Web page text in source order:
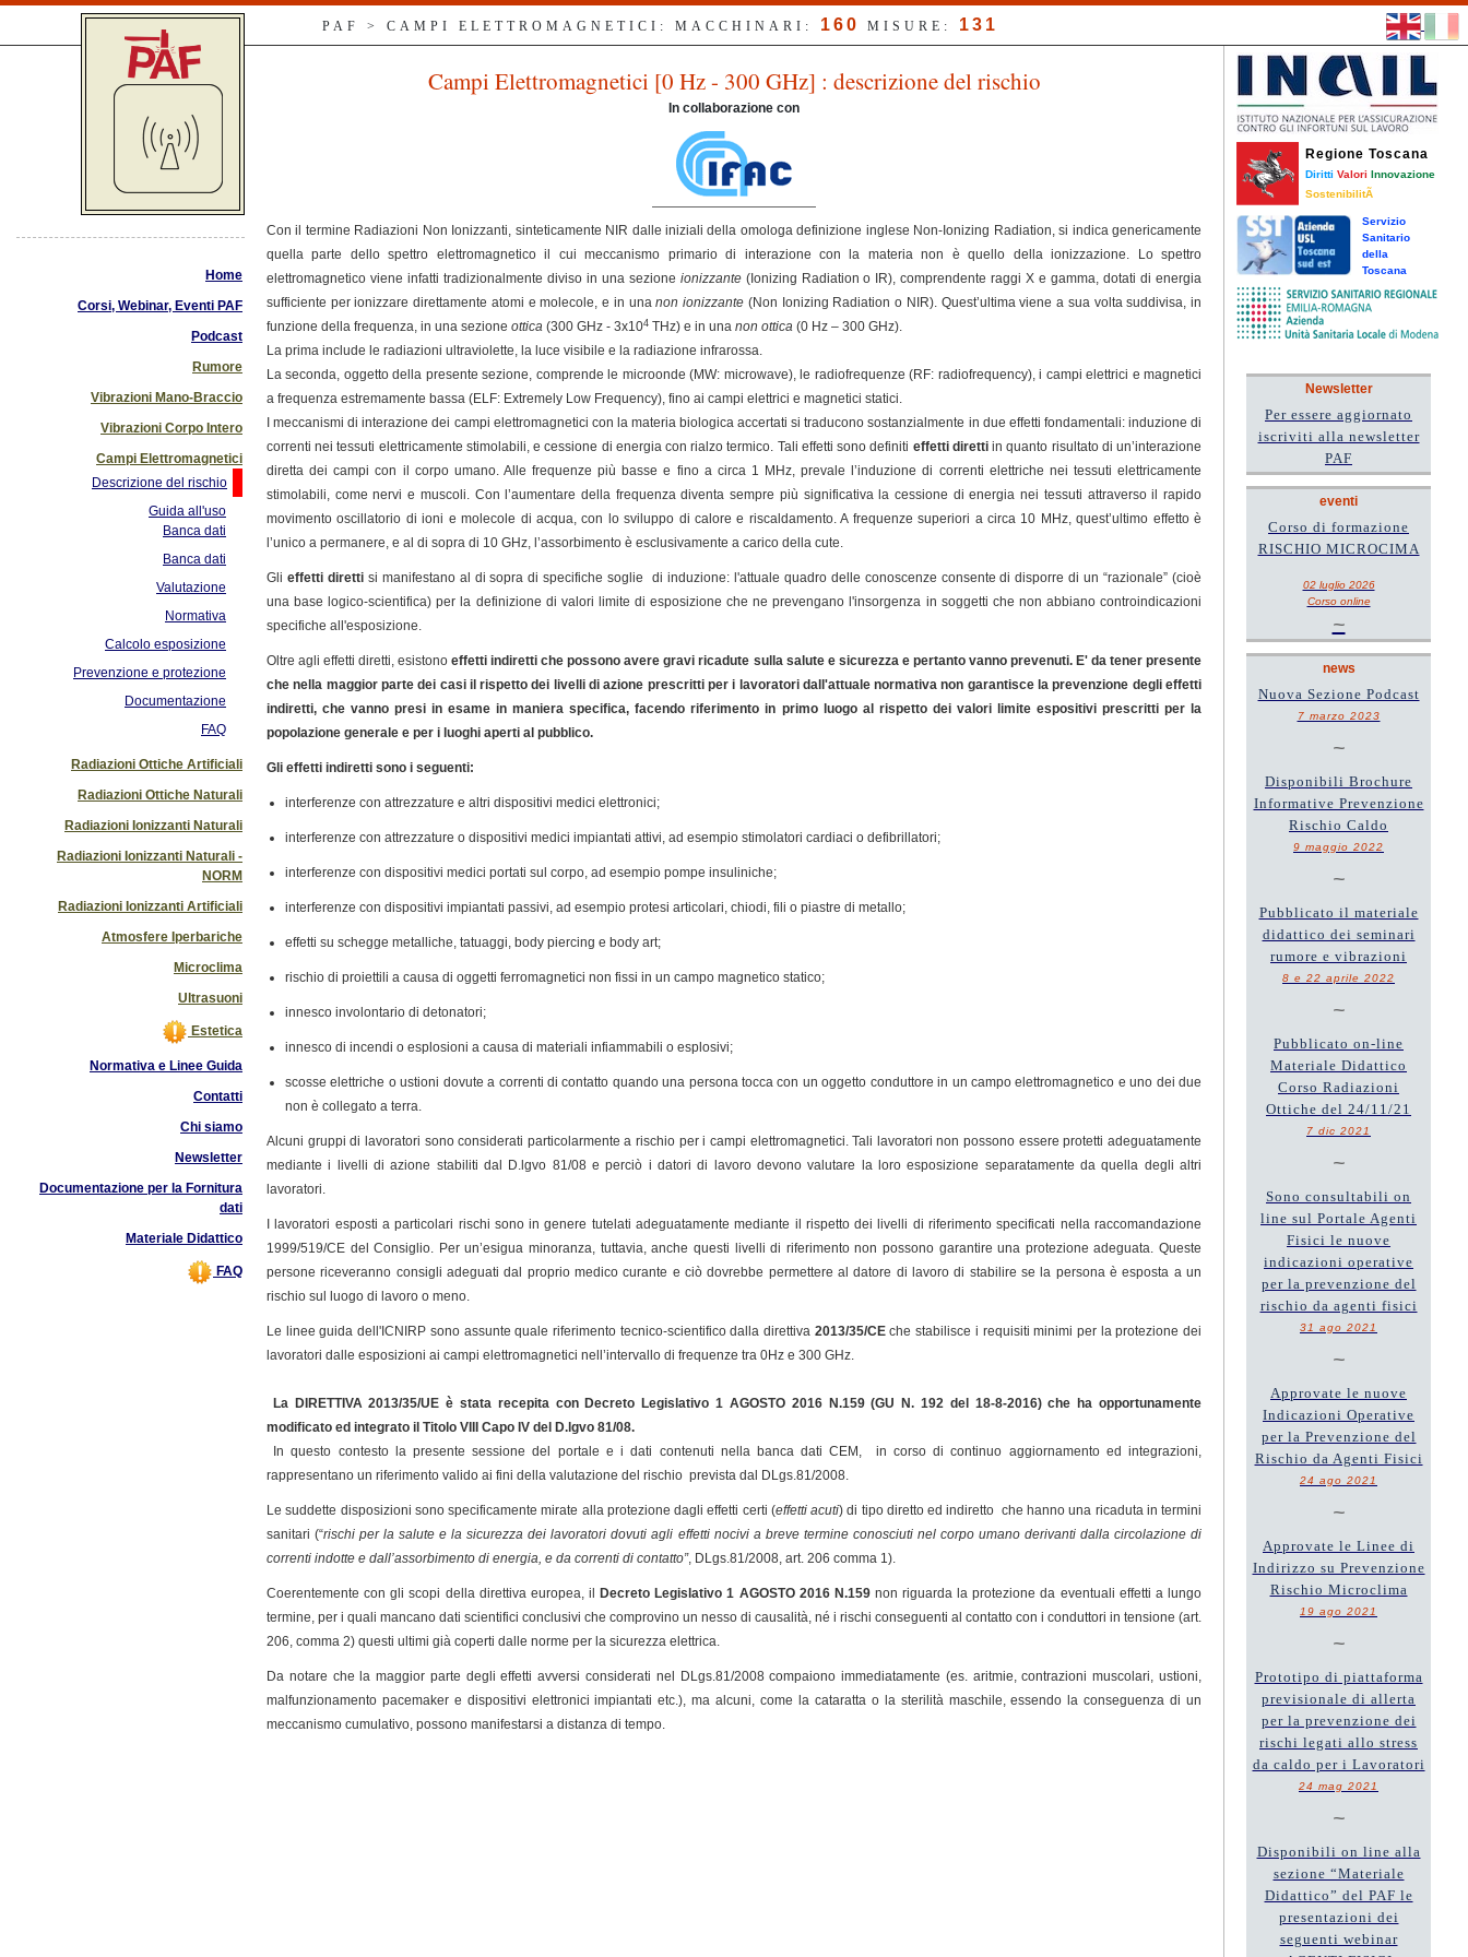
PAF > CAMPI ELETTROMAGNETICI: MACCHINARI: 160 MISURE: 131
Home
Corsi, Webinar, Eventi PAF
Podcast
Rumore
Vibrazioni Mano-Braccio
Vibrazioni Corpo Intero
Campi Elettromagnetici
Descrizione del rischio
Guida all'uso
Banca dati
Banca dati
Valutazione
Normativa
Calcolo esposizione
Prevenzione e protezione
Documentazione
FAQ
Radiazioni Ottiche Artificiali
Radiazioni Ottiche Naturali
Radiazioni Ionizzanti Naturali
Radiazioni Ionizzanti Naturali -
NORM
Radiazioni Ionizzanti Artificiali
Atmosfere Iperbariche
Microclima
Ultrasuoni
Estetica
Normativa e Linee Guida
Contatti
Chi siamo
Newsletter
Documentazione per la Fornitura
dati
Materiale Didattico
FAQ
Campi Elettromagnetici [0 Hz - 300 GHz] : descrizione del rischio
In collaborazione con
Con il termine Radiazioni Non Ionizzanti, sinteticamente NIR dalle iniziali della omologa definizione inglese Non-Ionizing Radiation, si indica genericamente
quella parte dello spettro elettromagnetico il cui meccanismo primario di interazione con la materia non è quello della ionizzazione. Lo spettro
elettromagnetico viene infatti tradizionalmente diviso in una sezione ionizzante(Ionizing Radiation o IR), comprendente raggi X e gamma, dotati di energia
sufficiente per ionizzare direttamente atomi e molecole, e in unanon ionizzante (Non Ionizing Radiation o NIR). Quest’ultima viene a sua volta suddivisa, in
funzione della frequenza, in una sezione ottica (300 GHz - 3x104 THz) e in una non ottica (0 Hz – 300 GHz).
La prima include le radiazioni ultraviolette, la luce visibile e la radiazione infrarossa.
La seconda, oggetto della presente sezione, comprende le microonde (MW: microwave), le radiofrequenze (RF: radiofrequency), i campi elettrici e magnetici
a frequenza estremamente bassa (ELF: Extremely Low Frequency), fino ai campi elettrici e magnetici statici.
I meccanismi di interazione dei campi elettromagnetici con la materia biologica accertati si traducono sostanzialmente in due effetti fondamentali: induzione di
correnti nei tessuti elettricamente stimolabili, e cessione di energia con rialzo termico. Tali effetti sono definiti effetti direttiin quanto risultato di un’interazione
diretta dei campi con il corpo umano. Alle frequenze più basse e fino a circa 1 MHz, prevale l’induzione di correnti elettriche nei tessuti elettricamente
stimolabili, come nervi e muscoli. Con l’aumentare della frequenza diventa sempre più significativa la cessione di energia nei tessuti attraverso il rapido
movimento oscillatorio di ioni e molecole di acqua, con lo sviluppo di calore e riscaldamento. A frequenze superiori a circa 10 MHz, quest’ultimo effetto è
l’unico a permanere, e al di sopra di 10 GHz, l’assorbimento è esclusivamente a carico della cute.
Gli effetti diretti si manifestano al di sopra di specifiche soglie di induzione: l'attuale quadro delle conoscenze consente di disporre di un “razionale” (cioè
una base logico-scientifica) per la definizione di valori limite di esposizione che ne prevengano l'insorgenza in soggetti che non abbiano controindicazioni
specifiche all'esposizione.
Oltre agli effetti diretti, esistonoeffetti indiretti che possono avere gravi ricadute sulla salute e sicurezza e pertanto vanno prevenuti. E' da tener presente
che nella maggior parte dei casi il rispetto dei livelli di azione prescritti per i lavoratori dall'attuale normativa non garantisce la prevenzione degli effetti
indiretti, che vanno presi in esame in maniera specifica, facendo riferimento in primo luogo al rispetto dei valori limite espositivi prescritti per la
popolazione generale e per i luoghi aperti al pubblico.
Gli effetti indiretti sono i seguenti:
interferenze con attrezzature e altri dispositivi medici elettronici;
interferenze con attrezzature o dispositivi medici impiantati attivi, ad esempio stimolatori cardiaci o defibrillatori;
interferenze con dispositivi medici portati sul corpo, ad esempio pompe insuliniche;
interferenze con dispositivi impiantati passivi, ad esempio protesi articolari, chiodi, fili o piastre di metallo;
effetti su schegge metalliche, tatuaggi, body piercing e body art;
rischio di proiettili a causa di oggetti ferromagnetici non fissi in un campo magnetico statico;
innesco involontario di detonatori;
innesco di incendi o esplosioni a causa di materiali infiammabili o esplosivi;
scosse elettriche o ustioni dovute a correnti di contatto quando una persona tocca con un oggetto conduttore in un campo elettromagnetico e uno dei due
non è collegato a terra.
Alcuni gruppi di lavoratori sono considerati particolarmente a rischio per i campi elettromagnetici. Tali lavoratori non possono essere protetti adeguatamente
mediante i livelli di azione stabiliti dal D.lgvo 81/08 e perciò i datori di lavoro devono valutare la loro esposizione separatamente da quella degli altri
lavoratori.
I lavoratori esposti a particolari rischi sono in genere tutelati adeguatamente mediante il rispetto dei livelli di riferimento specificati nella raccomandazione
1999/519/CE del Consiglio. Per un’esigua minoranza, tuttavia, anche questi livelli di riferimento non possono garantire una protezione adeguata. Queste
persone riceveranno consigli adeguati dal proprio medico curante e ciò dovrebbe permettere al datore di lavoro di stabilire se la persona è esposta a un
rischio sul luogo di lavoro o meno.
Le linee guida dell'ICNIRP sono assunte quale riferimento tecnico-scientifico dalla direttiva 2013/35/CEche stabilisce i requisiti minimi per la protezione dei
lavoratori dalle esposizioni ai campi elettromagnetici nell’intervallo di frequenze tra 0Hz e 300 GHz.
La DIRETTIVA 2013/35/UE è stata recepita con Decreto Legislativo 1 AGOSTO 2016 N.159 (GU N. 192 del 18-8-2016) che ha opportunamente
modificato ed integrato il Titolo VIII Capo IV del D.lgvo 81/08.
In questo contesto la presente sessione del portale e i dati contenuti nella banca dati CEM, in corso di continuo aggiornamento ed integrazioni,
rappresentano un riferimento valido ai fini della valutazione del rischio prevista dal DLgs.81/2008.
Le suddette disposizioni sono specificamente mirate alla protezione dagli effetti certi (effetti acuti) di tipo diretto ed indiretto che hanno una ricaduta in termini
sanitari (“rischi per la salute e la sicurezza dei lavoratori dovuti agli effetti nocivi a breve termine conosciuti nel corpo umano derivanti dalla circolazione di
correnti indotte e dall’assorbimento di energia, e da correnti di contatto”, DLgs.81/2008, art. 206 comma 1).
Coerentemente con gli scopi della direttiva europea, il Decreto Legislativo 1 AGOSTO 2016 N.159non riguarda la protezione da eventuali effetti a lungo
termine, per i quali mancano dati scientifici conclusivi che comprovino un nesso di causalità, né i rischi conseguenti al contatto con i conduttori in tensione (art.
206, comma 2) questi ultimi già coperti dalle norme per la sicurezza elettrica.
Da notare che la maggior parte degli effetti avversi considerati nel DLgs.81/2008 compaiono immediatamente (es. aritmie, contrazioni muscolari, ustioni,
malfunzionamento pacemaker e dispositivi elettronici impiantati etc.), ma alcuni, come la cataratta o la sterilità maschile, essendo la conseguenza di un
meccanismo cumulativo, possono manifestarsi a distanza di tempo.
Regione Toscana
Diritti Valori Innovazione
SostenibilitÃ
Servizio
Sanitario
della
Toscana
Newsletter
Per essere aggiornato
iscriviti alla newsletter
PAF
eventi
Corso di formazione
RISCHIO MICROCIMA
02 luglio 2026
Corso online
~
news
Nuova Sezione Podcast
7 marzo 2023
~
Disponibili Brochure
Informative Prevenzione
Rischio Caldo
9 maggio 2022
~
Pubblicato il materiale
didattico dei seminari
rumore e vibrazioni
8 e 22 aprile 2022
~
Pubblicato on-line
Materiale Didattico
Corso Radiazioni
Ottiche del 24/11/21
7 dic 2021
~
Sono consultabili on
line sul Portale Agenti
Fisici le nuove
indicazioni operative
per la prevenzione del
rischio da agenti fisici
31 ago 2021
~
Approvate le nuove
Indicazioni Operative
per la Prevenzione del
Rischio da Agenti Fisici
24 ago 2021
~
Approvate le Linee di
Indirizzo su Prevenzione
Rischio Microclima
19 ago 2021
~
Prototipo di piattaforma
previsionale di allerta
per la prevenzione dei
rischi legati allo stress
da caldo per i Lavoratori
24 mag 2021
~
Disponibili on line alla
sezione “Materiale
Didattico” del PAF le
presentazioni dei
seguenti webinar